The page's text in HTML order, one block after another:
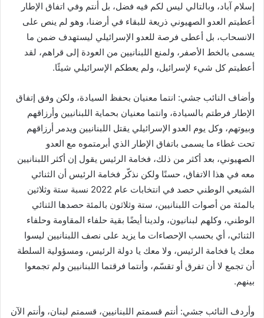
إسلام آباد، وبالتالي ليس لكم فيه فضل، بل أنتم وفي اتفاق الإطار
أعطيتم العدو الصهيوني ذريعة للبقاء في أرضنا، وهو لم ينص على
الانسحاب، بل أعطى فرصة للعدو الإسرائيلي ليستهدف ضمن ما
يسمى بالخط الأصفر، ولمنع اللبنانيين من العودة إلى قراهم، لقد
أعطيتم كل شيء لإسرائيل، ولم يعطكم الإسرائيلي شيئًا.
وأضاف النائب جشي: انتما معنيان بحفظ السيادة، ولكن وفق إتفاق
الإطار فرطتم بالسيادة، وانتما معنيان بحماية اللبنانيين وأرزاقهم
وبيوتهم، وكل يوم العدو الإسرائيلي يقتل اللبنانيين ويدمر أرزاقهم
تحت غطاء ما يسمى باتفاق الإطار الذي أبرمتموه مع العدو
الصهيوني، بعد أكثر من ذلك، فخامة الرئيس يقول إن أكثر اللبنانيين
معه في هذا الاتفاق، حسنًا ولكن نذكّر فخامة الرئيس أن الثنائي
الشيعي الوطني حصد في انتخابات عام 2022 نسبة ستة وثلاثين
بالمئة من أصوات اللبنانيين، ستة وثلاثون بالمئة حصدها الثنائي
الوطني، وكلهم لبنانيون، ولدينا أيضًا بقية حلفاء المقاومة وحلفاء
الثنائي، أي بحسب الإحصاءات ما يزيد على نصف اللبنانيين ليسوا
معك يا فخامة الرئيس، ولا معك يا دولة الرئيس، ومسؤولية السلطة
أن تجمع لا أن تفرق أو تقسّم، وأنتما فرقتما اللبنانيين ولم تجمعوا
بينهم.
وأردف النائب جشي: أنتم قسمتم اللبنانيين، قسمتم لبنان، وأنتم الآن